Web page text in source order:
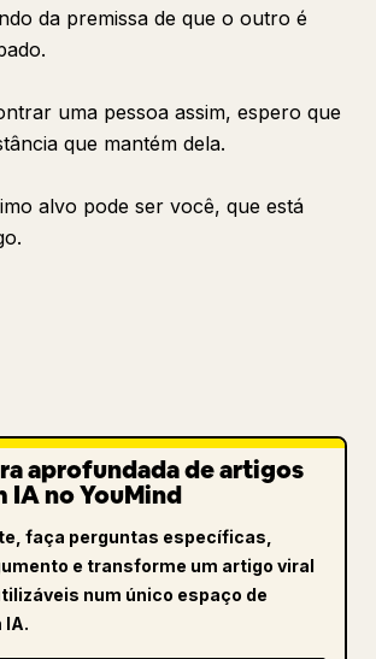
da premissa de que o outro é
uma pessoa assim, espero que
que mantém dela.
alvo pode ser você, que está
aprofundada de artigos
IA no YouMind
faça perguntas específicas,
e transforme um artigo viral
num único espaço de
IA.